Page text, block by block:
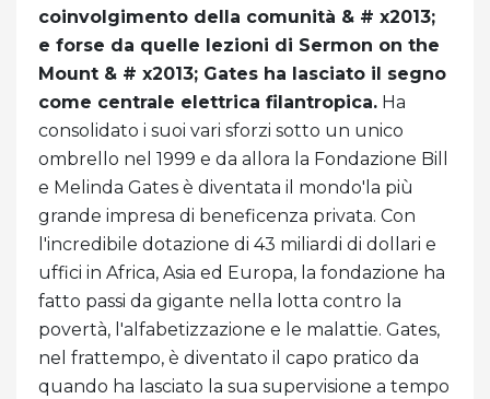
coinvolgimento della comunità & # x2013;
e forse da quelle lezioni di Sermon on the
Mount & # x2013; Gates ha lasciato il segno
come centrale elettrica filantropica. Ha
consolidato i suoi vari sforzi sotto un unico
ombrello nel 1999 e da allora la Fondazione Bill
e Melinda Gates è diventata il mondo'la più
grande impresa di beneficenza privata. Con
l'incredibile dotazione di 43 miliardi di dollari e
uffici in Africa, Asia ed Europa, la fondazione ha
fatto passi da gigante nella lotta contro la
povertà, l'alfabetizzazione e le malattie. Gates,
nel frattempo, è diventato il capo pratico da
quando ha lasciato la sua supervisione a tempo